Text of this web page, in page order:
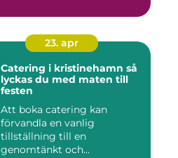
23. apr
Catering i kristinehamn så
lyckas du med maten till
festen
Att boka catering kan
förvandla en vanlig
tillställning till en
genomtänkt och